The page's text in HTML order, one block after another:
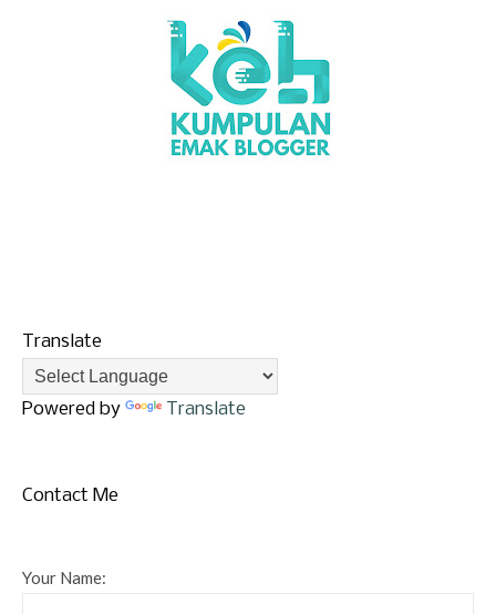
Translate
Powered by Translate
Contact Me
Your Name: